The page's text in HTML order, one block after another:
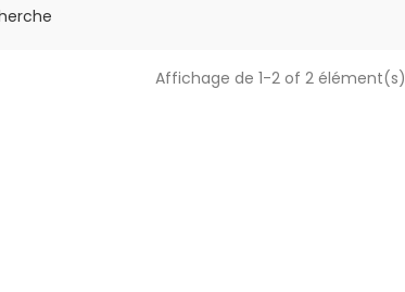
Affichage de 1-2 of 2 élément(s)